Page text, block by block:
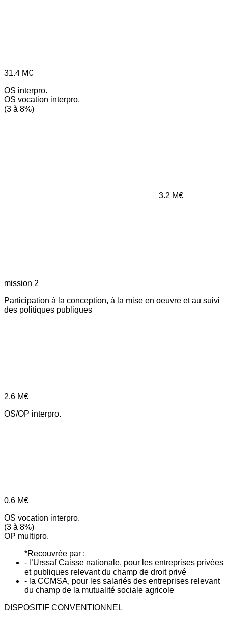
31.4 M€
OS interpro.
OS vocation interpro.
(3 à 8%)
3.2 M€
mission 2
Participation à la conception, à la mise en oeuvre et au suivi
des politiques publiques
2.6 M€
OS/OP interpro.
0.6 M€
OS vocation interpro.
(3 à 8%)
OP multipro.
*Recouvrée par :
- l’Urssaf Caisse nationale, pour les entreprises privées
et publiques relevant du champ de droit privé
- la CCMSA, pour les salariés des entreprises relevant
du champ de la mutualité sociale agricole
DISPOSITIF CONVENTIONNEL